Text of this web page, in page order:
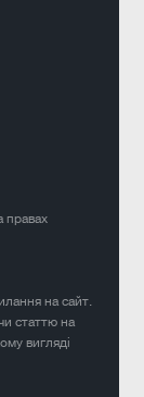
правах
на сайт.
статтю на
вигляді